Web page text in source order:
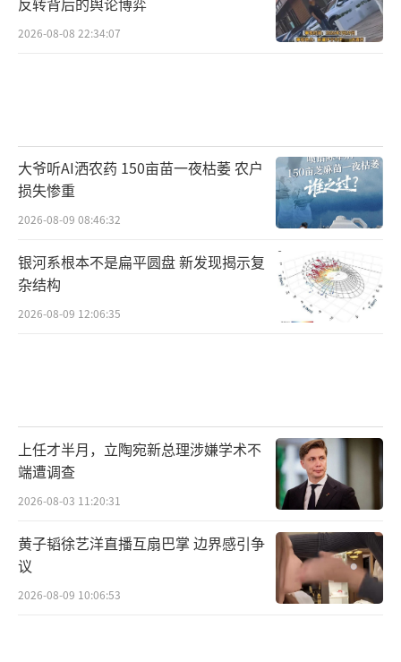
2026-08-08 22:34:07
大爷听AI洒农药 150亩苗一夜枯萎 农户
损失惨重
2026-08-09 08:46:32
银河系根本不是扁平圆盘 新发现揭示复
杂结构
2026-08-09 12:06:35
上任才半月，立陶宛新总理涉嫌学术不
端遭调查
2026-08-03 11:20:31
黄子韬徐艺洋直播互扇巴掌 边界感引争
议
2026-08-09 10:06:53